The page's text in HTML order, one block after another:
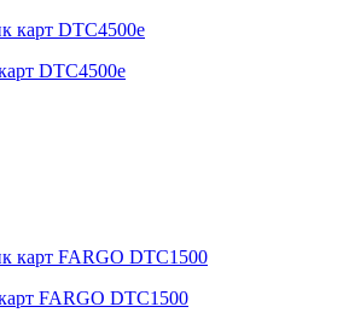
DTC4500e
FARGO DTC1500